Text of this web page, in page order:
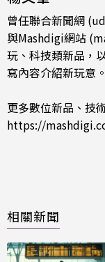
曾任聯合新聞網
與Mashdigi網站
玩、科技類新品，
寫內容介紹新玩意。
更多數位新品、技
https://
相關新聞